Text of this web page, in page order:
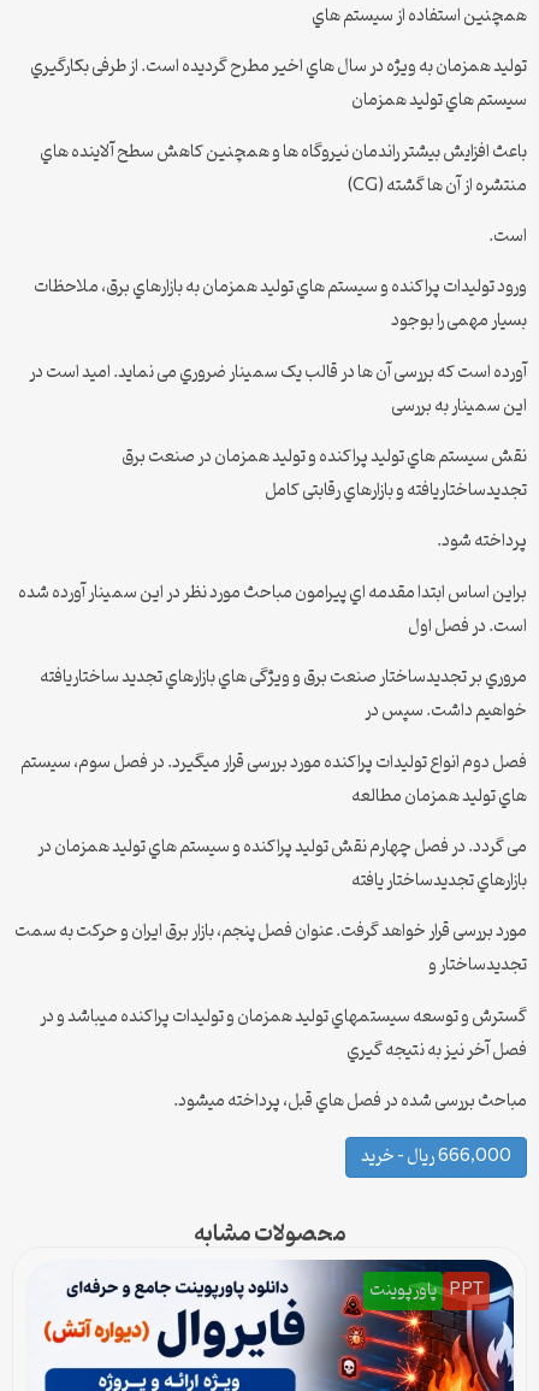
همچنین استفاده از سیستم هاي
تولید همزمان به ویژه در سال هاي اخیر مطرح گردیده است. از طرفی بکارگیري
سیستم هاي تولید همزمان
باعث افزایش بیشتر راندمان نیروگاه ها و همچنین کاهش سطح آلاینده هاي
منتشره از آن ها گشته (CG)
است.
ورود تولیدات پراکنده و سیستم هاي تولید همزمان به بازارهاي برق، ملاحظات
بسیار مهمی را بوجود
آورده است که بررسی آن ها در قالب یک سمینار ضروري می نماید. امید است در
این سمینار به بررسی
نقش سیستم هاي تولید پراکنده و تولید همزمان در صنعت برق
تجدیدساختاریافته و بازارهاي رقابتی کامل
پرداخته شود.
براین اساس ابتدا مقدمه اي پیرامون مباحث مورد نظر در این سمینار آورده شده
است. در فصل اول
مروري بر تجدیدساختار صنعت برق و ویژگی هاي بازارهاي تجدید ساختاریافته
خواهیم داشت. سپس در
فصل دوم انواع تولیدات پراکنده مورد بررسی قرار میگیرد. در فصل سوم، سیستم
هاي تولید همزمان مطالعه
می گردد. در فصل چهارم نقش تولید پراکنده و سیستم هاي تولید همزمان در
بازارهاي تجدیدساختار یافته
مورد بررسی قرار خواهد گرفت. عنوان فصل پنجم، بازار برق ایران و حرکت به سمت
تجدیدساختار و
گسترش و توسعه سیستمهاي تولید همزمان و تولیدات پراکنده میباشد و در
فصل آخر نیز به نتیجه گیري
مباحث بررسی شده در فصل هاي قبل، پرداخته میشود.
666,000 ریال – خرید
محصولات مشابه
PPT پاورپوینت